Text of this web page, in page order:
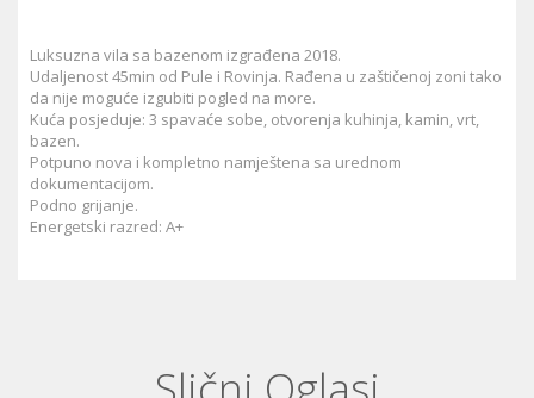
Luksuzna vila sa bazenom izgrađena 2018.
Udaljenost 45min od Pule i Rovinja. Rađena u zaštičenoj zoni tako
da nije moguće izgubiti pogled na more.
Kuća posjeduje: 3 spavaće sobe, otvorenja kuhinja, kamin, vrt,
bazen.
Potpuno nova i kompletno namještena sa urednom
dokumentacijom.
Podno grijanje.
Energetski razred: A+